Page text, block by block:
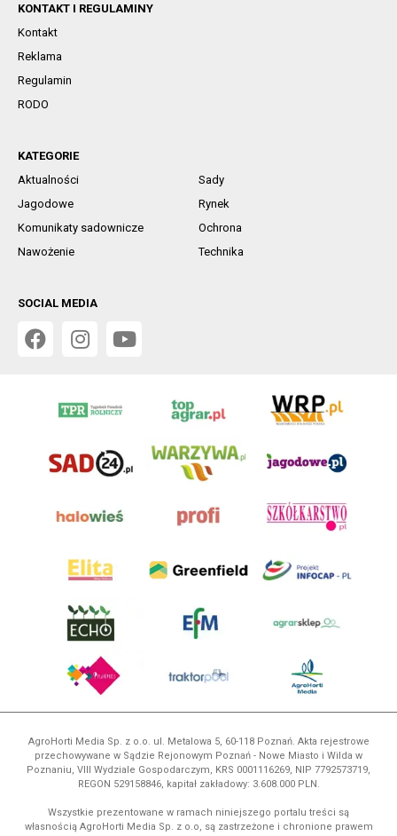
KONTAKT I REGULAMINY
Kontakt
Reklama
Regulamin
RODO
KATEGORIE
Aktualności
Sady
Jagodowe
Rynek
Komunikaty sadownicze
Ochrona
Nawożenie
Technika
SOCIAL MEDIA
AgroHorti Media Sp. z o.o. ul. Metalowa 5, 60-118 Poznań. Akta rejestrowe
przechowywane w Sądzie Rejonowym Poznań - Nowe Miasto i Wilda w
Poznaniu, VIII Wydziale Gospodarczym, KRS 0001116269, NIP 7792573719,
REGON 529158846, kapitał zakładowy: 3.608.000 PLN.
Wszystkie prezentowane w ramach niniejszego portalu treści są
własnością AgroHorti Media Sp. z o.o, są zastrzeżone i chronione prawem